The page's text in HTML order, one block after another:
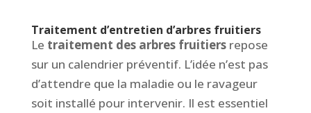
Traitement d’entretien d’arbres fruitiers
Le traitement des arbres fruitiersrepose
sur un calendrier préventif. L’idée n’est pas
d’attendre que la maladie ou le ravageur
soit installé pour intervenir. Il est essentiel